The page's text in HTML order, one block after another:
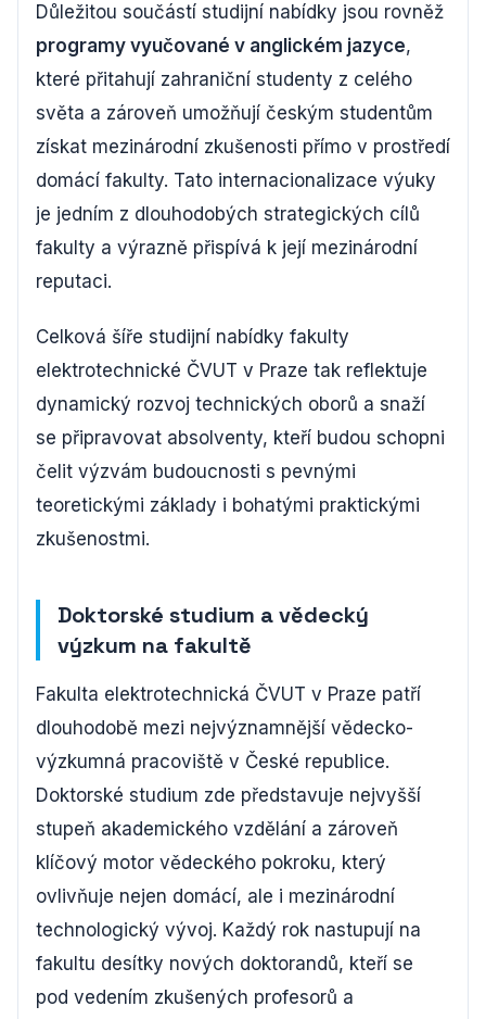
Důležitou součástí studijní nabídky jsou rovněž
programy vyučované v anglickém jazyce,
které přitahují zahraniční studenty z celého
světa a zároveň umožňují českým studentům
získat mezinárodní zkušenosti přímo v prostředí
domácí fakulty. Tato internacionalizace výuky
je jedním z dlouhodobých strategických cílů
fakulty a výrazně přispívá k její mezinárodní
reputaci.
Celková šíře studijní nabídky fakulty
elektrotechnické ČVUT v Praze tak reflektuje
dynamický rozvoj technických oborů a snaží
se připravovat absolventy, kteří budou schopni
čelit výzvám budoucnosti s pevnými
teoretickými základy i bohatými praktickými
zkušenostmi.
Doktorské studium a vědecký
výzkum na fakultě
Fakulta elektrotechnická ČVUT v Praze patří
dlouhodobě mezi nejvýznamnější vědecko-
výzkumná pracoviště v České republice.
Doktorské studium zde představuje nejvyšší
stupeň akademického vzdělání a zároveň
klíčový motor vědeckého pokroku, který
ovlivňuje nejen domácí, ale i mezinárodní
technologický vývoj. Každý rok nastupují na
fakultu desítky nových doktorandů, kteří se
pod vedením zkušených profesorů a